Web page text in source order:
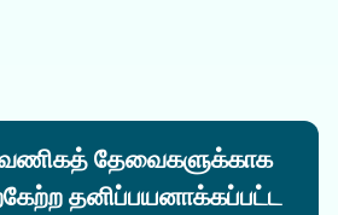
தேவைகளுக்காக
தனிப்பயனாக்கப்பட்ட